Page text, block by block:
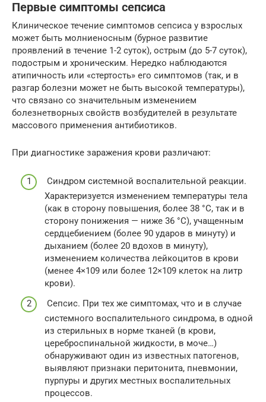
Первые симптомы сепсиса
Клиническое течение симптомов сепсиса у взрослых
может быть молниеносным (бурное развитие
проявлений в течение 1-2 суток), острым (до 5-7 суток),
подострым и хроническим. Нередко наблюдаются
атипичность или «стертость» его симптомов (так, и в
разгар болезни может не быть высокой температуры),
что связано со значительным изменением
болезнетворных свойств возбудителей в результате
массового применения антибиотиков.
При диагностике заражения крови различают:
Синдром системной воспалительной реакции.
Характеризуется изменением температуры тела
(как в сторону повышения, более 38 °C, так и в
сторону понижения — ниже 36 °C), учащенным
сердцебиением (более 90 ударов в минуту) и
дыханием (более 20 вдохов в минуту),
изменением количества лейкоцитов в крови
(менее 4×109 или более 12×109 клеток на литр
крови).
Сепсис. При тех же симптомах, что и в случае
системного воспалительного синдрома, в одной
из стерильных в норме тканей (в крови,
цереброспинальной жидкости, в моче…)
обнаруживают один из известных патогенов,
выявляют признаки перитонита, пневмонии,
пурпуры и других местных воспалительных
процессов.